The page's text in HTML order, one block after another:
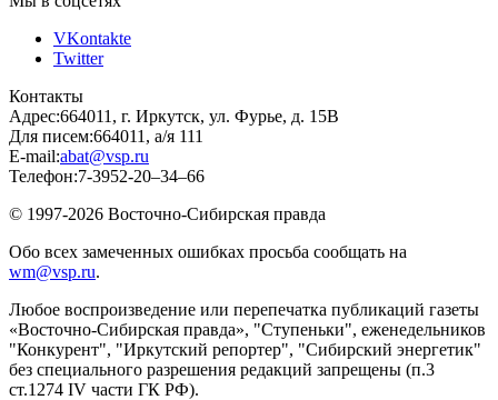
VKontakte
Twitter
Контакты
Адрес:664011, г. Иркутск, ул. Фурье, д. 15В
Для писем:664011, а/я 111
E-mail:abat@vsp.ru
Телефон:7-3952-20–34–66
© 1997-2026 Восточно-Сибирская правда
Обо всех замеченных ошибках просьба сообщать на
wm@vsp.ru.
Любое воспроизведение или перепечатка публикаций газеты
«Восточно-Сибирская правда», "Ступеньки", еженедельников
"Конкурент", "Иркутский репортер", "Сибирский энергетик"
без специального разрешения редакций запрещены (п.3
ст.1274 IV части ГК РФ).